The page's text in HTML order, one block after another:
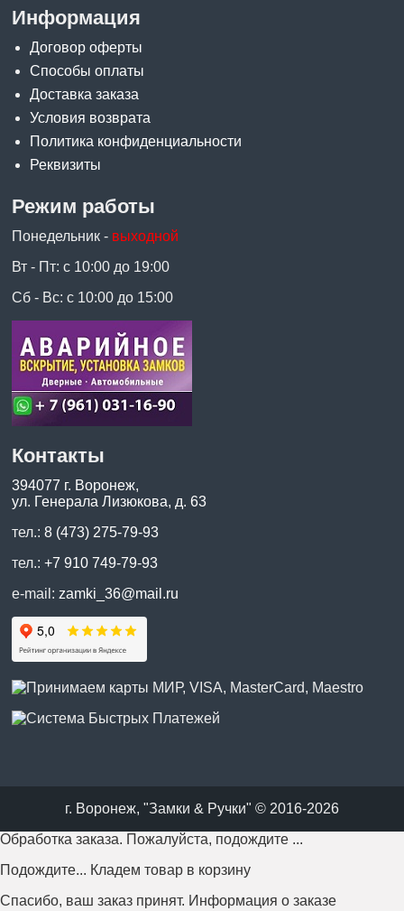
Информация
Договор оферты
Способы оплаты
Доставка заказа
Условия возврата
Политика конфиденциальности
Реквизиты
Режим работы
Понедельник - выходной
Вт - Пт: с 10:00 до 19:00
Сб - Вс: с 10:00 до 15:00
Контакты
394077 г. Воронеж,
ул. Генерала Лизюкова, д. 63
тел.:8 (473) 275-79-93
тел.:+7 910 749-79-93
e-mail: zamki_36@mail.ru
г. Воронеж, "Замки & Ручки" © 2016-2026
Обработка заказа. Пожалуйста, подождите ...
Подождите... Кладем товар в корзину
Спасибо, ваш заказ принят. Информация о заказе